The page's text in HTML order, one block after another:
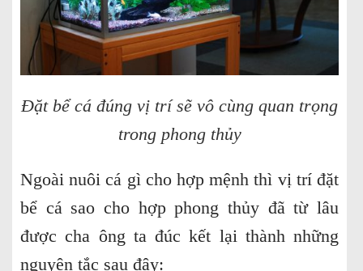
Đặt bể cá đúng vị trí sẽ vô cùng quan trọng
trong phong thủy
Ngoài nuôi cá gì cho hợp mệnh thì vị trí đặt
bể cá sao cho hợp phong thủy đã từ lâu
được cha ông ta đúc kết lại thành những
nguyên tắc sau đây: